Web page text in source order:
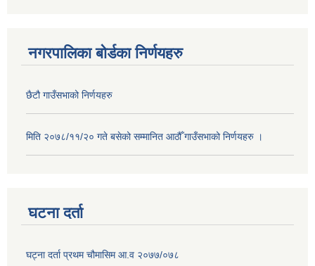
नगरपालिका बोर्डका निर्णयहरु
छैटौ गाउँसभाको निर्णयहरु
मिति २०७८/११/२० गते बसेको सम्मानित आठौँ गाउँसभाको निर्णयहरु ।
घटना दर्ता
घट्ना दर्ता प्रथम चौमासिम आ.व २०७७/०७८